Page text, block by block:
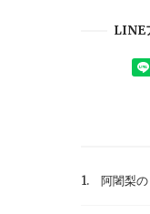
LINE
1. 阿闍梨の